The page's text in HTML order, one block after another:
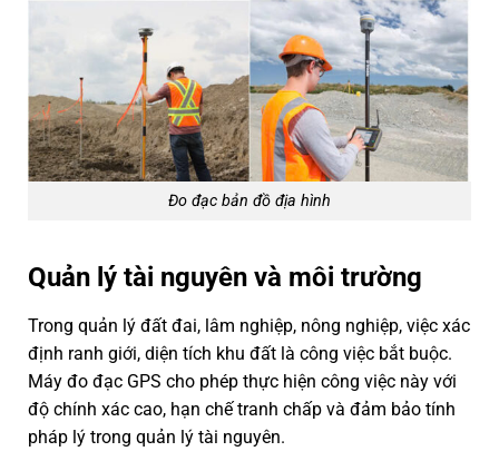
Đo đạc bản đồ địa hình
Quản lý tài nguyên và môi trường
Trong quản lý đất đai, lâm nghiệp, nông nghiệp, việc xác
định ranh giới, diện tích khu đất là công việc bắt buộc.
Máy đo đạc GPS cho phép thực hiện công việc này với
độ chính xác cao, hạn chế tranh chấp và đảm bảo tính
pháp lý trong quản lý tài nguyên.